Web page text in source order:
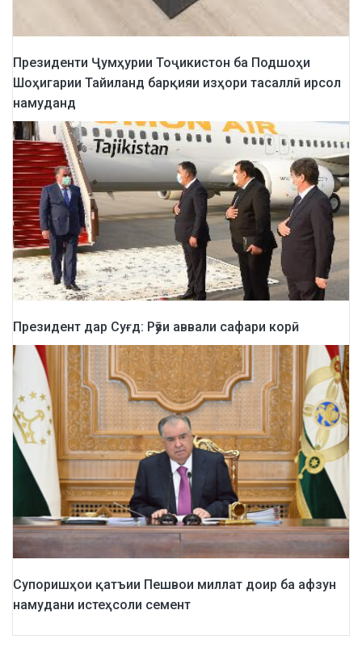
Президенти Ҷумҳурии Тоҷикистон ба Подшоҳи
Шоҳигарии Тайиланд барқияи изҳори тасаллӣ ирсол
намуданд
Президент дар Суғд: Рӯзи аввали сафари корӣ
Супоришҳои қатъии Пешвои миллат доир ба афзун
намудани истеҳсоли семент